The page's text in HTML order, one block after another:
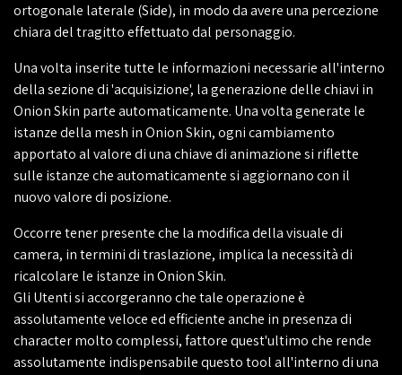
ortogonale laterale (Side), in modo da avere una percezione
chiara del tragitto effettuato dal personaggio.
Una volta inserite tutte le informazioni necessarie all'interno
della sezione di 'acquisizione', la generazione delle chiavi in
Onion Skin parte automaticamente. Una volta generate le
istanze della mesh in Onion Skin, ogni cambiamento
apportato al valore di una chiave di animazione si riflette
sulle istanze che automaticamente si aggiornano con il
nuovo valore di posizione.
Occorre tener presente che la modifica della visuale di
camera, in termini di traslazione, implica la necessità di
ricalcolare le istanze in Onion Skin.
Gli Utenti si accorgeranno che tale operazione è
assolutamente veloce ed efficiente anche in presenza di
character molto complessi, fattore quest'ultimo che rende
assolutamente indispensabile questo tool all'interno di una